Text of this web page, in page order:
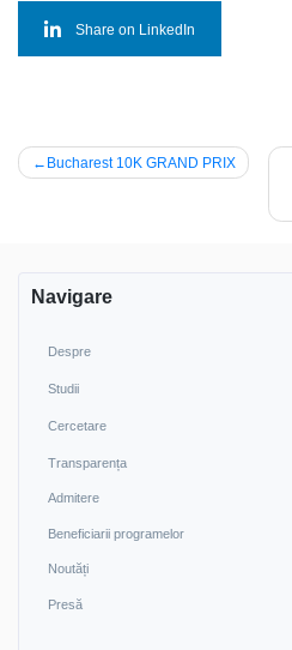
Share on LinkedIn
Navigare
Bucharest 10K GRAND PRIX
Navigare
Despre
Studii
Cercetare
Transparența
Admitere
Beneficiarii programelor
Noutăți
Presă